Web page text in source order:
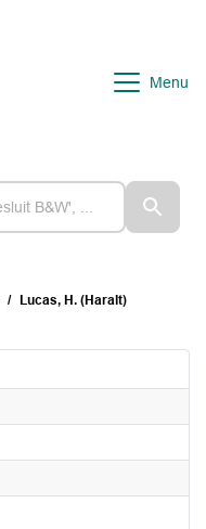
Menu
Lucas, H. (Haralt)